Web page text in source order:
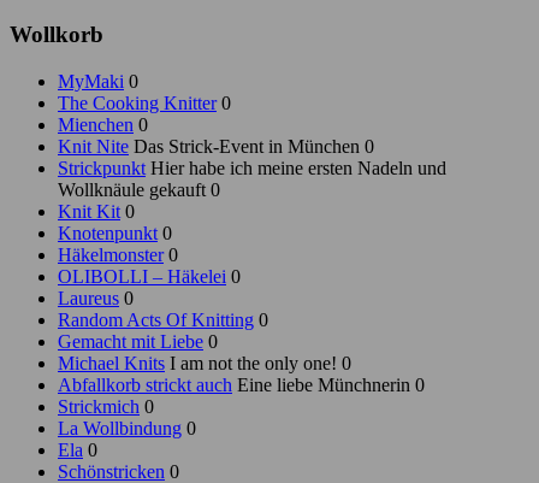
Wollkorb
MyMaki 0
The Cooking Knitter0
Mienchen 0
Knit Nite Das Strick-Event in München 0
Strickpunkt Hier habe ich meine ersten Nadeln und
Wollknäule gekauft 0
Knit Kit 0
Knotenpunkt 0
Häkelmonster0
OLIBOLLI – Häkelei 0
Laureus 0
Random Acts Of Knitting 0
Gemacht mit Liebe 0
Michael Knits I am not the only one! 0
Abfallkorb strickt auch Eine liebe Münchnerin 0
Strickmich 0
La Wollbindung 0
Ela 0
Schönstricken 0